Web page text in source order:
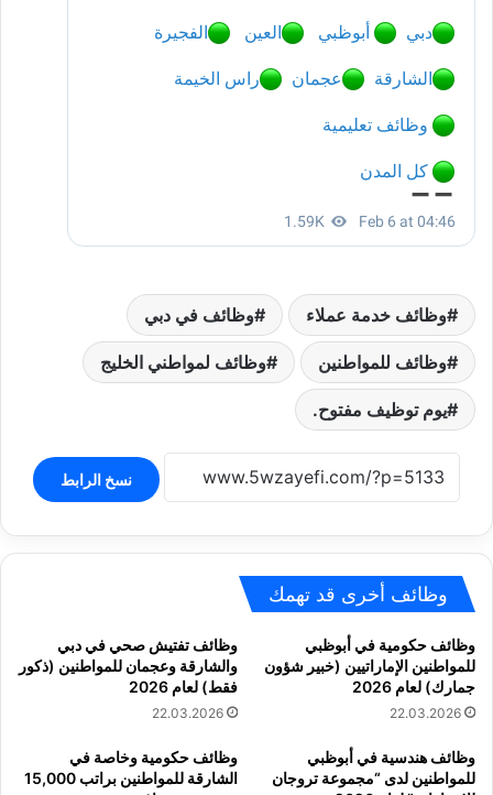
وظائف خدمة عملاء وظائف في دبي
وظائف للمواطنين وظائف لمواطني الخليج
يوم توظيف مفتوح.
نسخ الرابط
وظائف أخرى قد تهمك
وظائف حكومية في أبوظبي
للمواطنين الإماراتيين (خبير شؤون
جمارك) لعام 2026
22.03.2026
وظائف تفتيش صحي في دبي
والشارقة وعجمان للمواطنين (ذكور
فقط) لعام 2026
22.03.2026
وظائف هندسية في أبوظبي
للمواطنين لدى “مجموعة تروجان
وظائف حكومية وخاصة في
الشارقة للمواطنين براتب 15,000